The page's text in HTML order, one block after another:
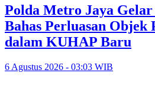
Polda Metro Jaya
Bahas Perluasan Objek
dalam KUHAP Baru
6 Agustus 2026 - 03:03 WIB